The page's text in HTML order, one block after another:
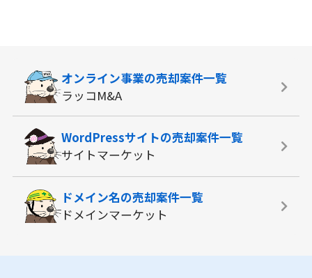
オンライン事業の売却案件一覧
ラッコM&A
WordPressサイトの売却案件一覧
サイトマーケット
ドメイン名の売却案件一覧
ドメインマーケット